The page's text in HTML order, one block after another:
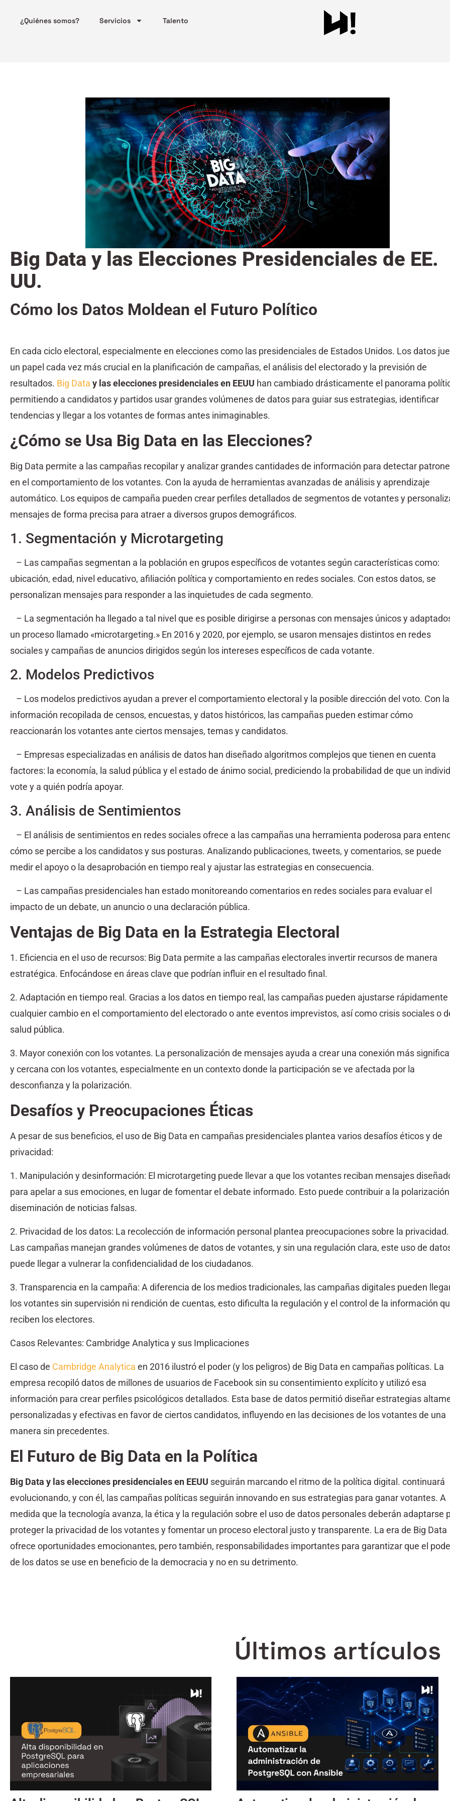
¿Quiénes somos? Servicios Talento
Big Data y las Elecciones Presidenciales de EE.
UU.
Cómo los Datos Moldean el Futuro Político
En cada ciclo electoral, especialmente en elecciones como las presidenciales de Estados Unidos. Los datos
un papel cada vez más crucial en la planificación de campañas, el análisis del electorado y la previsión de
resultados. Big Data y las elecciones presidenciales en EEUU han cambiado drásticamente el panorama
permitiendo a candidatos y partidos usar grandes volúmenes de datos para guiar sus estrategias, identificar
tendencias y llegar a los votantes de formas antes inimaginables.
¿Cómo se Usa Big Data en las Elecciones?
Big Data permite a las campañas recopilar y analizar grandes cantidades de información para detectar
en el comportamiento de los votantes. Con la ayuda de herramientas avanzadas de análisis y aprendizaje
automático. Los equipos de campaña pueden crear perfiles detallados de segmentos de votantes y
mensajes de forma precisa para atraer a diversos grupos demográficos.
1. Segmentación y Microtargeting
– Las campañas segmentan a la población en grupos específicos de votantes según características como:
ubicación, edad, nivel educativo, afiliación política y comportamiento en redes sociales. Con estos datos, se
personalizan mensajes para responder a las inquietudes de cada segmento.
– La segmentación ha llegado a tal nivel que es posible dirigirse a personas con mensajes únicos y
un proceso llamado «microtargeting.» En 2016 y 2020, por ejemplo, se usaron mensajes distintos en redes
sociales y campañas de anuncios dirigidos según los intereses específicos de cada votante.
2. Modelos Predictivos
– Los modelos predictivos ayudan a prever el comportamiento electoral y la posible dirección del voto. Con la
información recopilada de censos, encuestas, y datos históricos, las campañas pueden estimar cómo
reaccionarán los votantes ante ciertos mensajes, temas y candidatos.
– Empresas especializadas en análisis de datos han diseñado algoritmos complejos que tienen en cuenta
factores: la economía, la salud pública y el estado de ánimo social, prediciendo la probabilidad de que un
vote y a quién podría apoyar.
3. Análisis de Sentimientos
– El análisis de sentimientos en redes sociales ofrece a las campañas una herramienta poderosa para
cómo se percibe a los candidatos y sus posturas. Analizando publicaciones, tweets, y comentarios, se puede
medir el apoyo o la desaprobación en tiempo real y ajustar las estrategias en consecuencia.
– Las campañas presidenciales han estado monitoreando comentarios en redes sociales para evaluar el
impacto de un debate, un anuncio o una declaración pública.
Ventajas de Big Data en la Estrategia Electoral
1. Eficiencia en el uso de recursos: Big Data permite a las campañas electorales invertir recursos de manera
estratégica. Enfocándose en áreas clave que podrían influir en el resultado final.
2. Adaptación en tiempo real. Gracias a los datos en tiempo real, las campañas pueden ajustarse rápidamente
cualquier cambio en el comportamiento del electorado o ante eventos imprevistos, así como crisis sociales o
salud pública.
3. Mayor conexión con los votantes. La personalización de mensajes ayuda a crear una conexión más
y cercana con los votantes, especialmente en un contexto donde la participación se ve afectada por la
desconfianza y la polarización.
Desafíos y Preocupaciones Éticas
A pesar de sus beneficios, el uso de Big Data en campañas presidenciales plantea varios desafíos éticos y de
privacidad:
1. Manipulación y desinformación: El microtargeting puede llevar a que los votantes reciban mensajes
para apelar a sus emociones, en lugar de fomentar el debate informado. Esto puede contribuir a la
diseminación de noticias falsas.
2. Privacidad de los datos: La recolección de información personal plantea preocupaciones sobre la privacidad.
Las campañas manejan grandes volúmenes de datos de votantes, y sin una regulación clara, este uso de
puede llegar a vulnerar la confidencialidad de los ciudadanos.
3. Transparencia en la campaña: A diferencia de los medios tradicionales, las campañas digitales pueden
los votantes sin supervisión ni rendición de cuentas, esto dificulta la regulación y el control de la información
reciben los electores.
Casos Relevantes: Cambridge Analytica y sus Implicaciones
El caso de Cambridge Analytica en 2016 ilustró el poder (y los peligros) de Big Data en campañas políticas. La
empresa recopiló datos de millones de usuarios de Facebook sin su consentimiento explícito y utilizó esa
información para crear perfiles psicológicos detallados. Esta base de datos permitió diseñar estrategias
personalizadas y efectivas en favor de ciertos candidatos, influyendo en las decisiones de los votantes de una
manera sin precedentes.
El Futuro de Big Data en la Política
Big Data y las elecciones presidenciales en EEUU seguirán marcando el ritmo de la política digital. continuará
evolucionando, y con él, las campañas políticas seguirán innovando en sus estrategias para ganar votantes. A
medida que la tecnología avanza, la ética y la regulación sobre el uso de datos personales deberán adaptarse
proteger la privacidad de los votantes y fomentar un proceso electoral justo y transparente. La era de Big Data
ofrece oportunidades emocionantes, pero también, responsabilidades importantes para garantizar que el
de los datos se use en beneficio de la democracia y no en su detrimento.
Últimos artículos